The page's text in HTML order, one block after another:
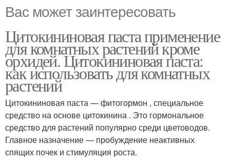
Вас может заинтересовать
Цитокининовая паста применение
для комнатных растений кроме
орхидей. Цитокининовая паста:
как использовать для комнатных
растений
Цитокининовая паста — фитогормон , специальное
средство на основе цитокинина . Это гормональное
средство для растений популярно среди цветоводов.
Главное назначение — пробуждение неактивных
спящих почек и стимуляция роста.